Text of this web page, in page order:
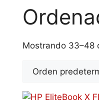
Mostrando 33–48